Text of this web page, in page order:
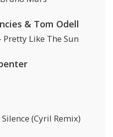
& Tom Odell
Like The Sun
(Cyril Remix)